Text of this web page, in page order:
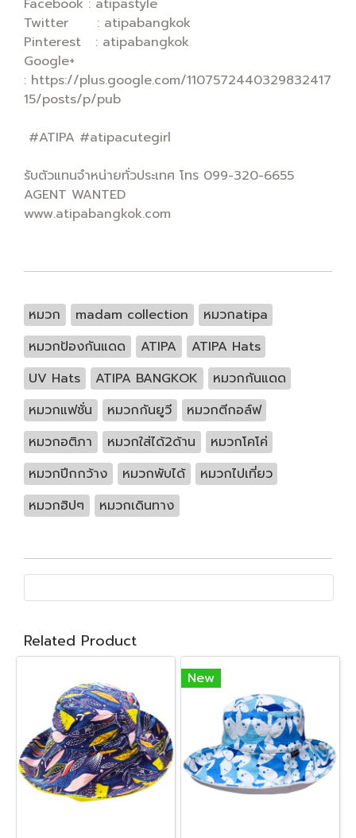
Facebook : atipastyle
Twitter : atipabangkok
Pinterest : atipabangkok
Google+
: https://plus.google.com/1107572440329832417
15/posts/p/pub
#ATIPA #atipacutegirl
รับตัวแทนจำหน่ายทั่วประเทศ โทร 099-320-6655
AGENT WANTED
www.atipabangkok.com
หมวก madam collection
หมวกatipa
หมวกป้องกันแดด
ATIPA
ATIPA Hats
UV Hats
ATIPA BANGKOK
หมวกกันแดด
หมวกแฟชั่น
หมวกกันยูวี
หมวกตีกอล์ฟ
หมวกอติภา
หมวกใส่ได้2ด้าน
หมวกโคโค่
หมวกปีกกว้าง
หมวกพับได้
หมวกไปเที่ยว
หมวกฮิปๆ
หมวกเดินทาง
Related Product
New